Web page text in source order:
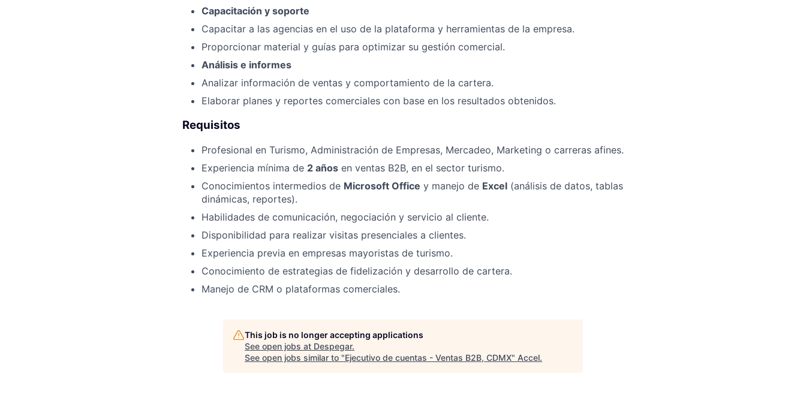
Capacitación y soporte
Capacitar a las agencias en el uso de la plataforma y herramientas de la empresa.
Proporcionar material y guías para optimizar su gestión comercial.
Análisis e informes
Analizar información de ventas y comportamiento de la cartera.
Elaborar planes y reportes comerciales con base en los resultados obtenidos.
Requisitos
Profesional en Turismo, Administración de Empresas, Mercadeo, Marketing o carreras afines.
Experiencia mínima de 2 años en ventas B2B, en el sector turismo.
Conocimientos intermedios de Microsoft Office y manejo de Excel (análisis de datos, tablas
dinámicas, reportes).
Habilidades de comunicación, negociación y servicio al cliente.
Disponibilidad para realizar visitas presenciales a clientes.
Experiencia previa en empresas mayoristas de turismo.
Conocimiento de estrategias de fidelización y desarrollo de cartera.
Manejo de CRM o plataformas comerciales.
This job is no longer accepting applications
See open jobs at Despegar.
See open jobs similar to "Ejecutivo de cuentas - Ventas B2B, CDMX" Accel.